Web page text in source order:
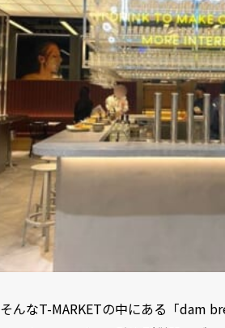
そんなT-MARKETの中にある「dam